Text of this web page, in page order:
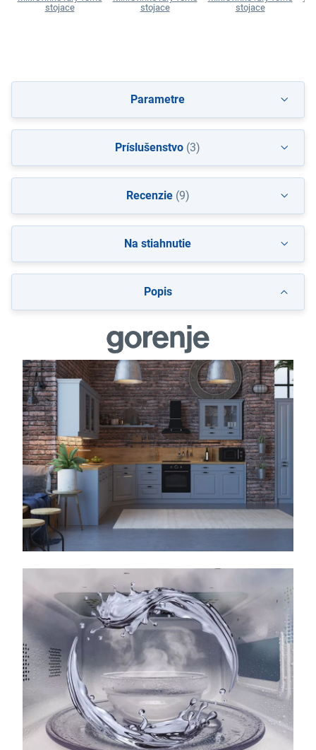
stojace
stojace
stojace
Popis
Parametre
Príslušenstvo (3)
Recenzie(9)
Na stiahnutie